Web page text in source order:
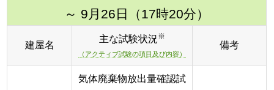
～ 9月26日（17時20分）
建屋名
主な試験状況※
（アクティブ試験の項目及び内容）
備考
気体廃棄物放出量確認試